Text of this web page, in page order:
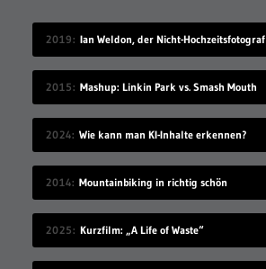
2019 Ian Weldon, der Nicht-Hochzeitsfotograf
2015 Mashup: Linkin Park vs. Smash Mouth
2024 Wie kann man KI-Inhalte erkennen?
2014 Mountainbiking in richtig schön
2025 Kurzfilm: „A Life of Waste“